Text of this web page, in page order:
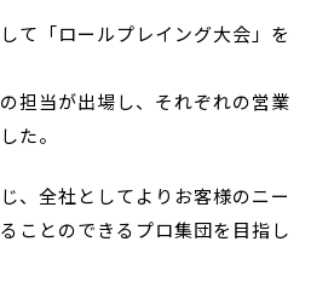
て「ロールプレイング大会」を
担当が出場し、それぞれの営業
た。
、全社としてよりお客様のニー
ことのできるプロ集団を目指し